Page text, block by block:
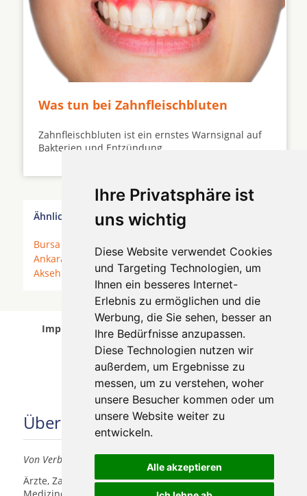
Ihre Privatsphäre ist
uns wichtig
Diese Website verwendet Cookies
und Targeting Technologien, um
Ihnen ein besseres Internet-
Erlebnis zu ermöglichen und die
Werbung, die Sie sehen, besser an
Ihre Bedürfnisse anzupassen.
Diese Technologien nutzen wir
außerdem, um Ergebnisse zu
messen, um zu verstehen, woher
unsere Besucher kommen oder um
unsere Website weiter zu
entwickeln.
Alle akzeptieren
Was tun bei Zahnfleischbluten
Zahnfleischbluten ist ein ernstes Warnsignal auf
Bakterien und Entzündung ...
Ähnliche Behandler finden
Bursa Fethiye* Mersin * Balcova
Ankara
Izmir*Kayseri*Side * Alanya* Konya*
Aksehir
Antalya *Ortaca* Kusadasi*
Implantologen in Istanbul Çihtehavuzlar wurde
am 06 August 2026 aktualisiert.
Über uns
Von Verbrauchern für Verbraucher
Ärzte, Zahnärzte, Akustiker und andere